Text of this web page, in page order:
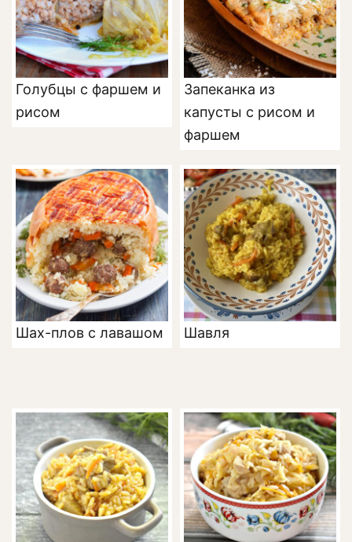
Голубцы с фаршем и
рисом
Запеканка из
капусты с рисом и
фаршем
Шах-плов с лавашом Шавля